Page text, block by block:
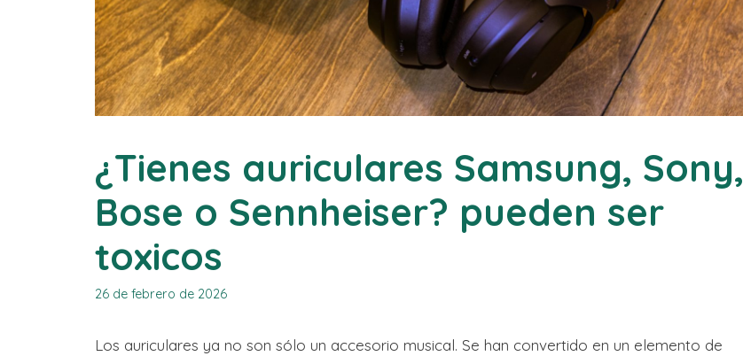
¿Tienes auriculares Samsung, Sony,
Bose o Sennheiser? pueden ser
toxicos
26 de febrero de 2026
Los auriculares ya no son sólo un accesorio musical. Se han convertido en un elemento de